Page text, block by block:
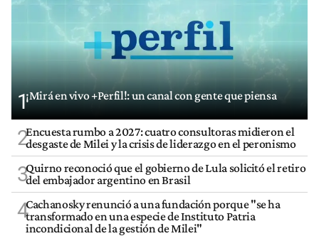
1¡Mirá en vivo +Perfil!: un canal con gente que piensa
2Encuesta rumbo a 2027: cuatro consultoras midieron el
desgaste de Milei y la crisis de liderazgo en el peronismo
3Quirno reconoció que el gobierno de Lula solicitó el retiro
del embajador argentino en Brasil
4Cachanosky renunció a una fundación porque "se ha
transformado en una especie de Instituto Patria
incondicional de la gestión de Milei"